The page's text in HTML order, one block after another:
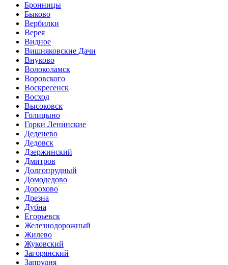
Бронницы
Быково
Вербилки
Верея
Видное
Вишняковские Дачи
Внуково
Волоколамск
Воровского
Воскресенск
Восход
Высоковск
Голицыно
Горки Ленинские
Деденево
Дедовск
Дзержинский
Дмитров
Долгопрудный
Домодедово
Дорохово
Дрезна
Дубна
Егорьевск
Железнодорожный
Жилево
Жуковский
Загорянский
Запрудня